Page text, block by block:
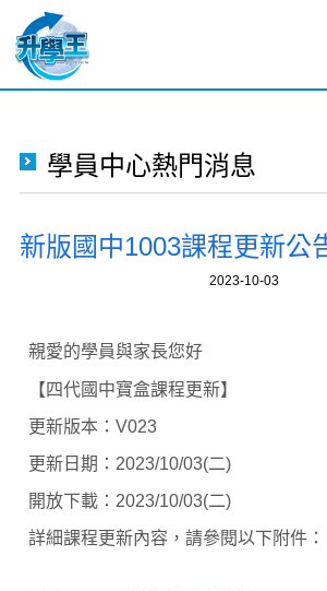
學員中心熱門消息
新版國中1003課程更新公
2023-10-03
親愛的學員與家長您好
【四代國中寶盒課程更新】
更新版本：V023
更新日期：2023/10/03(二)
開放下載：2023/10/03(二)
詳細課程更新內容，請參閱以下附件：